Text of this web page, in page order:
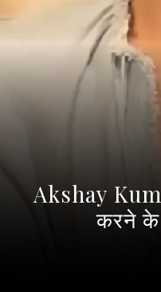
Akshay
करने के